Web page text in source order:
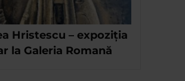
Hristescu – expoziția
la Galeria Romană